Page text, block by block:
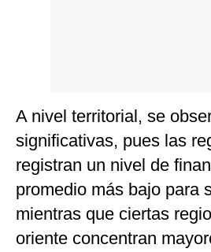
A nivel territorial, se
significativas, pues las
registran un nivel de
promedio más bajo para
mientras que ciertas
oriente concentran